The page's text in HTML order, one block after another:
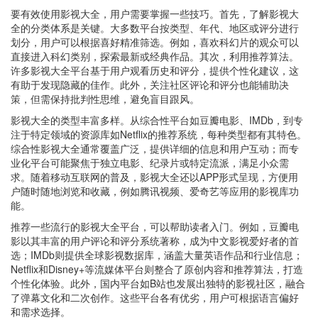
要有效使用影视大全，用户需要掌握一些技巧。首先，了解影视大
全的分类体系是关键。大多数平台按类型、年代、地区或评分进行
划分，用户可以根据喜好精准筛选。例如，喜欢科幻片的观众可以
直接进入科幻类别，探索最新或经典作品。其次，利用推荐算法。
许多影视大全平台基于用户观看历史和评分，提供个性化建议，这
有助于发现隐藏的佳作。此外，关注社区评论和评分也能辅助决
策，但需保持批判性思维，避免盲目跟风。
影视大全的类型丰富多样。从综合性平台如豆瓣电影、IMDb，到专
注于特定领域的资源库如Netflix的推荐系统，每种类型都有其特色。
综合性影视大全通常覆盖广泛，提供详细的信息和用户互动；而专
业化平台可能聚焦于独立电影、纪录片或特定流派，满足小众需
求。随着移动互联网的普及，影视大全还以APP形式呈现，方便用
户随时随地浏览和收藏，例如腾讯视频、爱奇艺等应用的影视库功
能。
推荐一些流行的影视大全平台，可以帮助读者入门。例如，豆瓣电
影以其丰富的用户评论和评分系统著称，成为中文影视爱好者的首
选；IMDb则提供全球影视数据库，涵盖大量英语作品和行业信息；
Netflix和Disney+等流媒体平台则整合了原创内容和推荐算法，打造
个性化体验。此外，国内平台如B站也发展出独特的影视社区，融合
了弹幕文化和二次创作。这些平台各有优劣，用户可根据语言偏好
和需求选择。